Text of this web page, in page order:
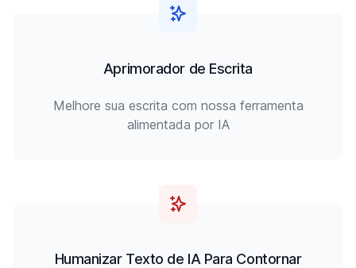
Aprimorador de Escrita
Melhore sua escrita com nossa ferramenta
alimentada por IA
Humanizar Texto de IA Para Contornar